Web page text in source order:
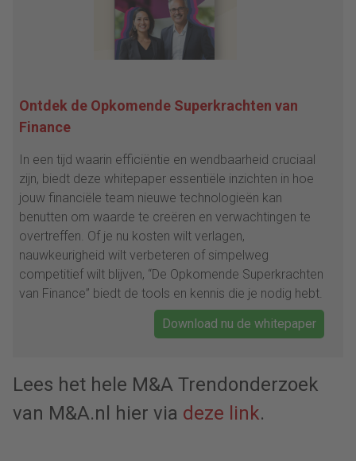
Ontdek de Opkomende Superkrachten van
Finance
In een tijd waarin efficiëntie en wendbaarheid cruciaal
zijn, biedt deze whitepaper essentiële inzichten in hoe
jouw financiële team nieuwe technologieën kan
benutten om waarde te creëren en verwachtingen te
overtreffen. Of je nu kosten wilt verlagen,
nauwkeurigheid wilt verbeteren of simpelweg
competitief wilt blijven, “De Opkomende Superkrachten
van Finance” biedt de tools en kennis die je nodig hebt.
Download nu de whitepaper
Lees het hele M&A Trendonderzoek
van M&A.nl hier via deze link.